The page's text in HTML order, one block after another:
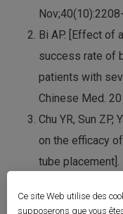
Bi AP. [Effect of
success rate of
patients with
Chinese Med.
Chu YR, Sun ZP,
on the efficacy
tube
Wu J, Huang S,
Ce site Web utilise des
supposerons que vous